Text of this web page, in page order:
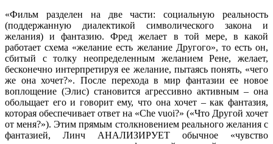
«Фильм разделен на две части: социальную реальность
(поддержанную диалектикой символического закона и
желания) и фантазию. Фред желает в той мере, в какой
работает схема «желание есть желание Другого», то есть он,
сбитый с толку неопределенным желанием Рене, желает,
бесконечно интерпретируя ее желание, пытаясь понять, «чего
же она хочет?». После перехода в мир фантазии ее новое
воплощение (Элис) становится агрессивно активным – она
обольщает его и говорит ему, что она хочет – как фантазия,
которая обеспечивает ответ на «Che vuoi?» («Что Другой хочет
от меня?»). Этим прямым столкновением реального желания с
фантазией, Линч АНАЛИЗИРУЕТ обычное «чувство